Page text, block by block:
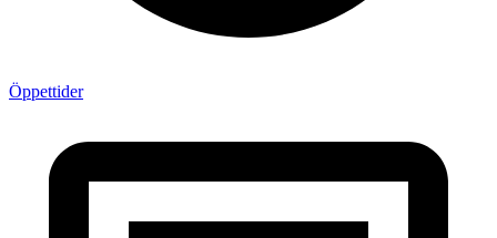
Öppettider